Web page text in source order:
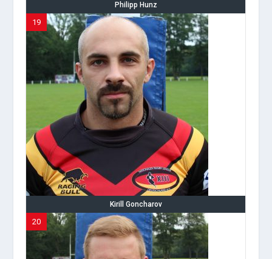
Philipp Hunz
19
Kirill Goncharov
20